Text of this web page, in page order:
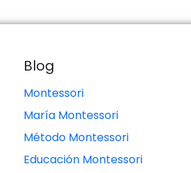
Blog
Montessori
María Montessori
Método Montessori
Educación Montessori